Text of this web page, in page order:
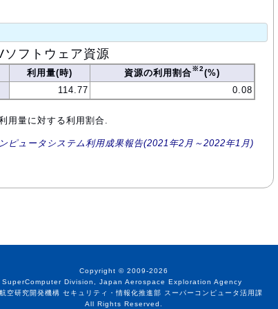
ソフトウェア資源
利用量(時) 資源の利用割合※2(%)
114.77 0.08
用量に対する利用割合.
ピュータシステム利用成果報告(2021年2月～2022年1月)
Copyright © 2009-2026
SuperComputer Division, Japan Aerospace Exploration Agency
空研究開発機構 セキュリティ・情報化推進部 スーパーコンピュータ活用課
All Rights Reserved.